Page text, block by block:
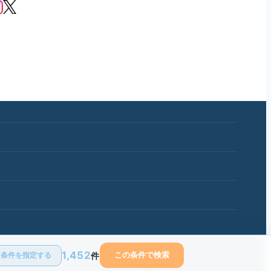
条件を指定する 1,452件 この条件で検索